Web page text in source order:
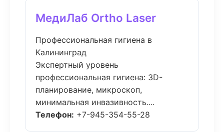
МедиЛаб Ortho Laser
Профессиональная гигиена в
Калининград
Экспертный уровень
профессиональная гигиена: 3D-
планирование, микроскоп,
минимальная инвазивность....
Телефон: +7-945-354-55-28